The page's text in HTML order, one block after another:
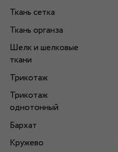
Ткань сетка
Ткань органза
Шелк и шелковые
ткани
Трикотаж
Трикотаж
однотонный
Бархат
Кружево